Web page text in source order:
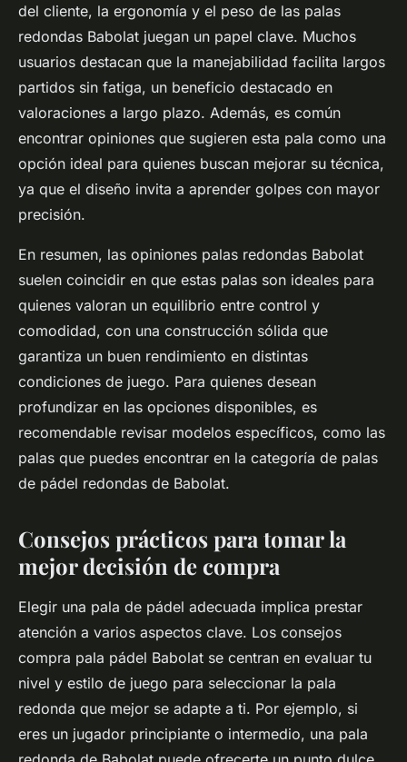
del cliente, la ergonomía y el peso de las palas
redondas Babolat juegan un papel clave. Muchos
usuarios destacan que la manejabilidad facilita largos
partidos sin fatiga, un beneficio destacado en
valoraciones a largo plazo. Además, es común
encontrar opiniones que sugieren esta pala como una
opción ideal para quienes buscan mejorar su técnica,
ya que el diseño invita a aprender golpes con mayor
precisión.
En resumen, las opiniones palas redondas Babolat
suelen coincidir en que estas palas son ideales para
quienes valoran un equilibrio entre control y
comodidad, con una construcción sólida que
garantiza un buen rendimiento en distintas
condiciones de juego. Para quienes desean
profundizar en las opciones disponibles, es
recomendable revisar modelos específicos, como las
palas que puedes encontrar en la categoría de palas
de pádel redondas de Babolat.
Consejos prácticos para tomar la
mejor decisión de compra
Elegir una pala de pádel adecuada implica prestar
atención a varios aspectos clave. Los consejos
compra pala pádel Babolat se centran en evaluar tu
nivel y estilo de juego para seleccionar la pala
redonda que mejor se adapte a ti. Por ejemplo, si
eres un jugador principiante o intermedio, una pala